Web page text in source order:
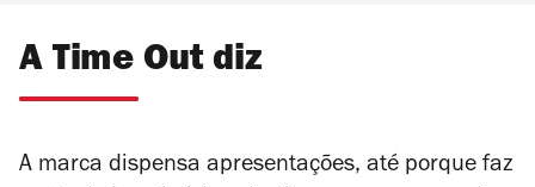
A Time Out diz
A marca dispensa apresentações, até porque faz